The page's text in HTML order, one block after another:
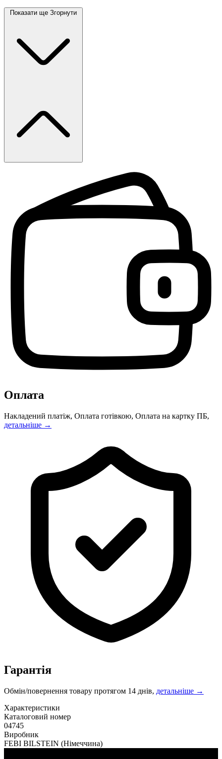
Показати ще Згорнути
Оплата
Накладений платіж, Оплата готівкою, Оплата на картку ПБ,
детальніше →
Гарантія
Обмін/повернення товару протягом 14 днів, детальніше →
Характеристики
Каталоговий номер
04745
Виробник
FEBI BILSTEIN (Німеччина)